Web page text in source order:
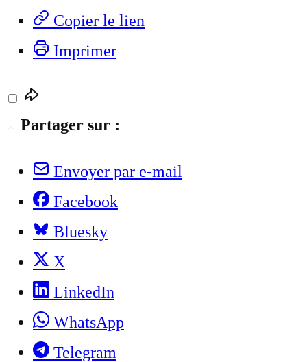
Copier le lien
Imprimer
Partager sur :
Envoyer par e-mail
Facebook
Bluesky
X
LinkedIn
WhatsApp
Telegram